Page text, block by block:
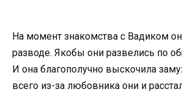
На момент знакомства с Вадиком
разводе. Якобы они развелись по
И она благополучно выскочила
всего из-за любовника они и